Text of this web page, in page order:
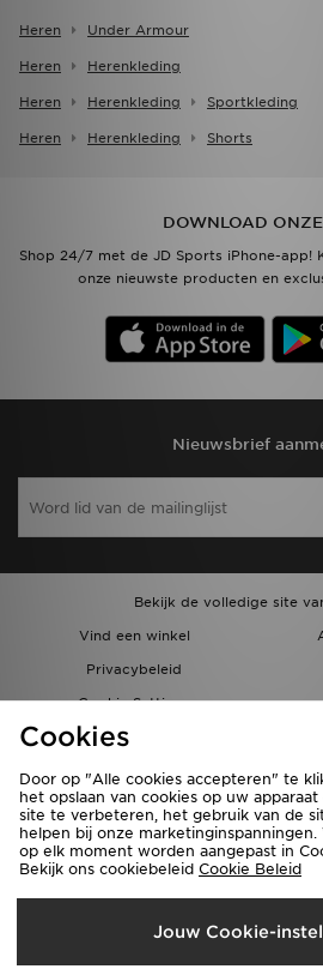
Heren Under Armour
Heren Herenkleding
Heren Herenkleding Sportkleding
Heren Herenkleding Shorts
DOWNLOAD
Shop 24/7 met de JD Sports iPhone-
onze nieuwste producten en
Nieuwsbrief
Bekijk de volledige site
Vind een winkel
Privacybeleid
Cookie Settings
Bestellingen en Levering
Verzenden
België
Cookies
Door op "Alle cookies accepteren" te
het opslaan van cookies op uw
site te verbeteren, het gebruik van de
helpen bij onze
op elk moment worden aangepast in
Bekijk ons cookiebeleid Cookie Beleid
Jouw Cookie-